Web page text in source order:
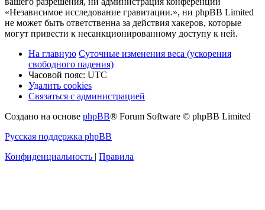
«Независимое исследование гравитации.», ни phpBB Limited
не может быть ответственна за действия хакеров, которые
могут привести к несанкционированному доступу к ней.
На главную Суточные изменения веса (ускорения
свободного падения)
Часовой пояс: UTC
Удалить cookies
Связаться с администрацией
Создано на основе phpBB® Forum Software © phpBB Limited
Русская поддержка phpBB
Конфиденциальность | Правила